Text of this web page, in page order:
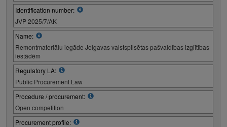
Identification number:
JVP 2025/7/AK
Name:
Remontmateriālu iegāde Jelgavas valstspilsētas pašvaldības izglītības
iestādēm
Regulatory LA:
Public Procurement Law
Procedure / procurement:
Open competition
Procurement profile: